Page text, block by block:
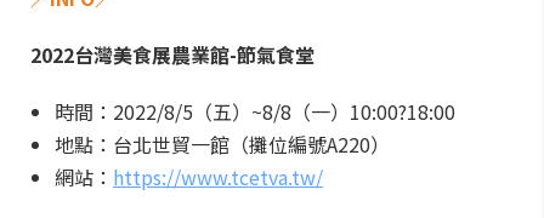
2022台灣美食展農業館-節氣食堂
時間：2022/8/5（五）~8/8（一）10:00?18:00
地點：台北世貿一館（攤位編號A220）
網站： https://www.tcetva.tw/